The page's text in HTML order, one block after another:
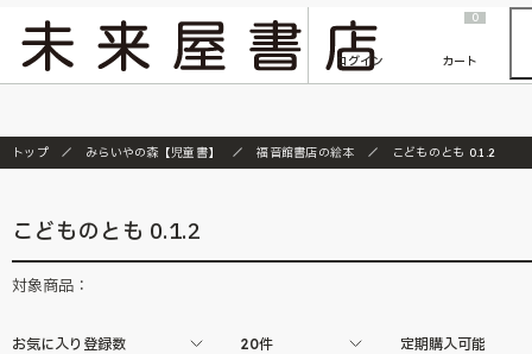
『ONE PIECE magazine 021 ONE PIECEカード付き同梱版』発売延期のご案内
ログイン
0
カート
トップ みらいやの森【児童書】 福音館書店の絵本 こどものとも 0.1.2
こどものとも 0.1.2
対象商品：
お気に入り登録数 20件 定期購入可能